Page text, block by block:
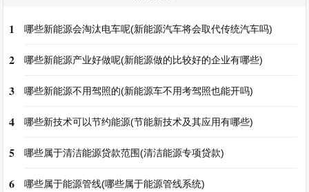
1 哪些新能源会淘汰电车呢(新能源汽车将会取代传统汽车吗)
2 哪些新能源产业好做呢(新能源做的比较好的企业有哪些)
3 哪些新能源不用驾照的(新能源车不用考驾照也能开吗)
4 哪些新技术可以节约能源(节能新技术及其应用有哪些)
5 哪些属于清洁能源贷款范围(清洁能源专项贷款)
6 哪些属于能源管线(哪些属于能源管线系统)